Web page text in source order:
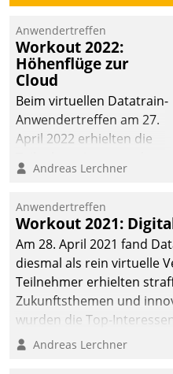
Anwendertreffen
Workout 2022:
Höhenflüge zur
Cloud
Beim virtuellen Datatrain-
Anwendertreffen am 27.
April 2022 erhielten die
Teilnehmer kurzweilige
Cloud-Strategien und -
Lösungen mit hohem
Zukunftspotenzial.
Andreas Lerchner
Anwendertreffen
Workout 2021:
Am 28. April 2021 fand
diesmal als rein virtuelle
Teilnehmer erhielten
Zukunftsthemen und
wurden die Top-
Andreas Lerchner